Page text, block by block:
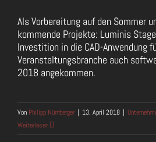
Als Vorbereitung auf den Sommer
kommende Projekte: Luminis
Investition in die CAD-Anwendung
Veranstaltungsbranche auch
2018 angekommen.
Von Philipp Nürnberger | 13. April 2018 |
Weiterlesen